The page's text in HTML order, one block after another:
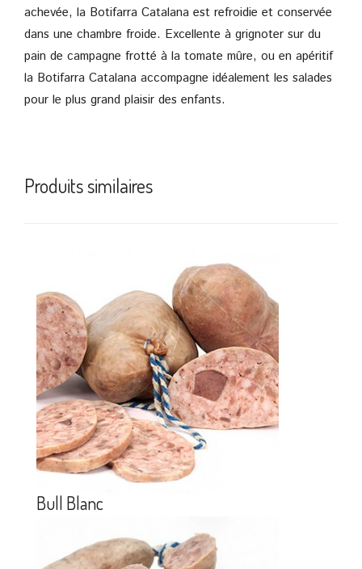
achevée, la Botifarra Catalana est refroidie et conservée
dans une chambre froide. Excellente à grignoter sur du
pain de campagne frotté à la tomate mûre, ou en apéritif
la Botifarra Catalana accompagne idéalement les salades
pour le plus grand plaisir des enfants.
Produits similaires
Bull Blanc